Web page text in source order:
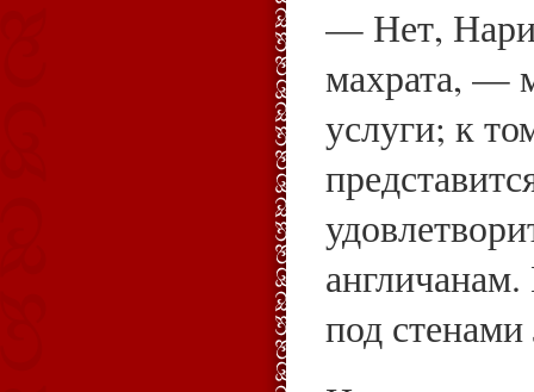
— Нет,
махрата, —
услуги; к
под